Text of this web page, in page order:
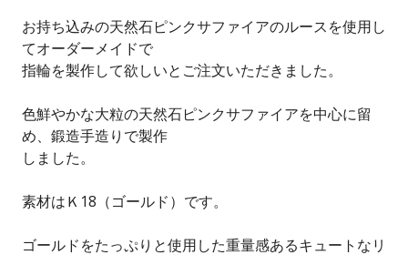
お持ち込みの天然石ピンクサファイアのルースを使用し
てオーダーメイドで
指輪を製作して欲しいとご注文いただきました。
色鮮やかな大粒の天然石ピンクサファイアを中心に留
め、鍛造手造りで製作
しました。
素材はＫ18（ゴールド）です。
ゴールドをたっぷりと使用した重量感あるキュートなリ